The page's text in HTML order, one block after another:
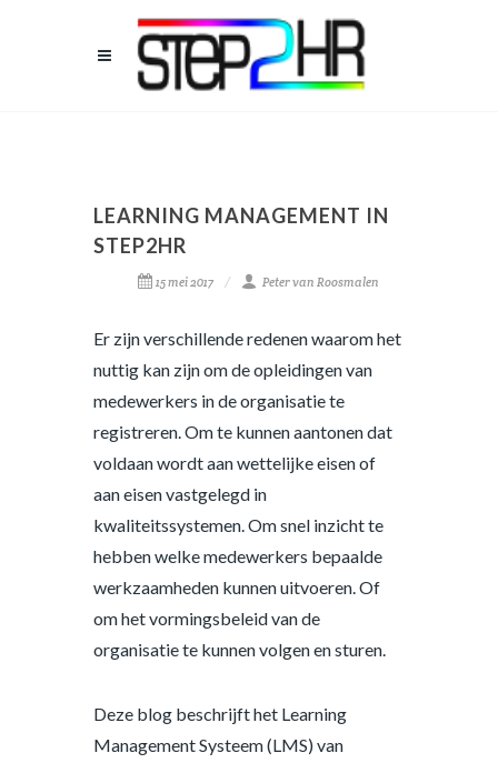
LEARNING MANAGEMENT IN
STEP2HR
15 mei 2017 Peter van Roosmalen
Er zijn verschillende redenen waarom het
nuttig kan zijn om de opleidingen van
medewerkers in de organisatie te
registreren. Om te kunnen aantonen dat
voldaan wordt aan wettelijke eisen of
aan eisen vastgelegd in
kwaliteitssystemen. Om snel inzicht te
hebben welke medewerkers bepaalde
werkzaamheden kunnen uitvoeren. Of
om het vormingsbeleid van de
organisatie te kunnen volgen en sturen.
Deze blog beschrijft het Learning
Management Systeem (LMS) van